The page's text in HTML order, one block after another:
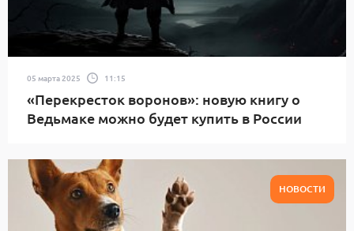
05 марта 2025 11:15
«Перекресток воронов»: новую книгу о
Ведьмаке можно будет купить в России
НОВОСТИ